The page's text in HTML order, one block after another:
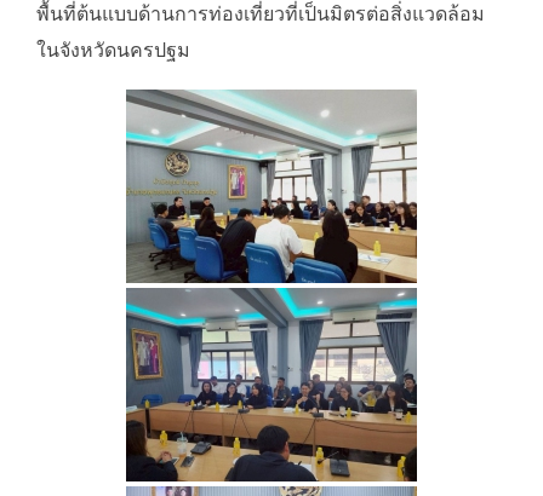
พื้นที่ต้นแบบด้านการท่องเที่ยวที่เป็นมิตรต่อสิ่งแวดล้อม
ในจังหวัดนครปฐม